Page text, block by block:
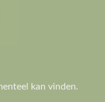
kan vinden.